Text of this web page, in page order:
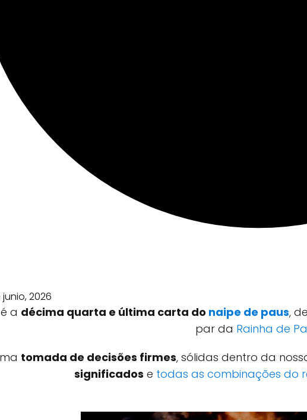
junio, 2026
a décima quarta e última carta do naipe de paus,
par da Rainha de
tomada de decisões firmes, sólidas dentro da
significados e todas as combinações do